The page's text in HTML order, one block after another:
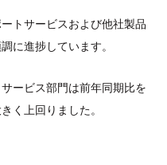
トサービスおよび他社製品
に進捗しています。
ービス部門は前年同期比を
く上回りました。